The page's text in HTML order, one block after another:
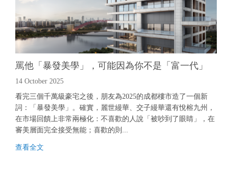
罵他「暴發美學」，可能因為你不是「富一代」
14 October 2025
看完三個千萬級豪宅之後，朋友為2025的成都樓市造了一個新
詞：「暴發美學」。確實，麗世縵華、交子縵華還有悅榕九州，
在市場回饋上非常兩極化：不喜歡的人說「被吵到了眼睛」，在
審美層面完全接受無能；喜歡的則...
查看全文